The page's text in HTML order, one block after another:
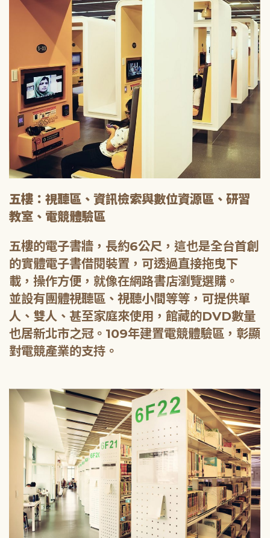
五樓：視聽區、資訊檢索與數位資源區、研習
教室、電競體驗區
五樓的電子書牆，長約6公尺，這也是全台首創
的實體電子書借閱裝置，可透過直接拖曳下
載，操作方便，就像在網路書店瀏覽選購。
並設有團體視聽區、視聽小間等等，可提供單
人、雙人、甚至家庭來使用，館藏的DVD數量
也居新北市之冠。109年建置電競體驗區，彰顯
對電競產業的支持。